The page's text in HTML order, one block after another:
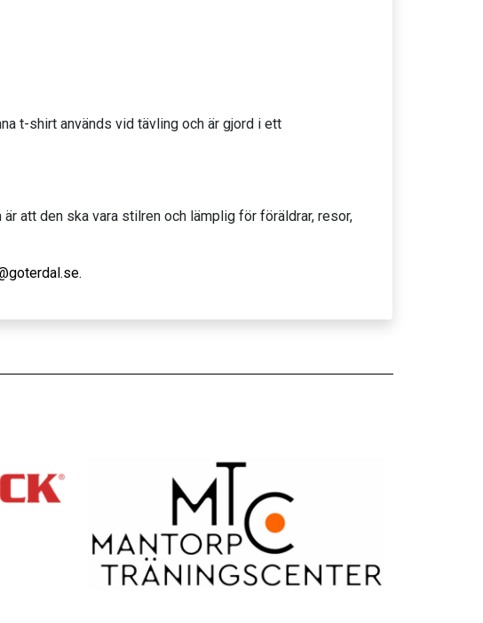
t-shirt används vid tävling och är gjord i ett
att den ska vara stilren och lämplig för föräldrar, resor,